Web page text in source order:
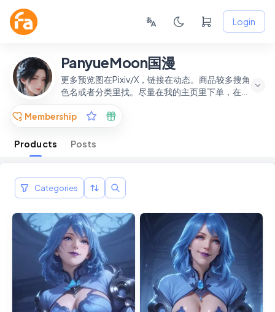
Login
PanyueMoon国漫
更多预览图在Pixiv/X，链接在动态。商品较多搜角
色名或者分类里找。尽量在我的主页里下单，在
Membership
Products Posts
Categories